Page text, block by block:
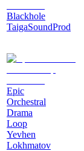
Blackhole
TaigaSoundProd
Epic
Orchestral
Drama
Loop
Yevhen
Lokhmatov